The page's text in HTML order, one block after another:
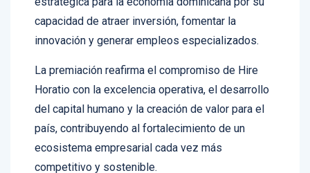
capacidad de atraer inversión, fomentar la
innovación y generar empleos especializados.
Horatio con la excelencia operativa, el desarrollo
del capital humano y la creación de valor para el
país, contribuyendo al fortalecimiento de un
ecosistema empresarial cada vez más
competitivo y sostenible.